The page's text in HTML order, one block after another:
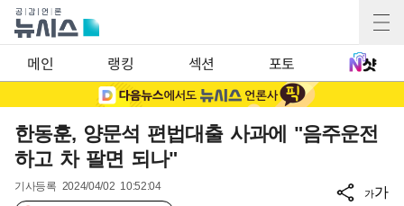
메인 랭킹 섹션 포토
한동훈, 양문석 편법대출 사과에 "음주운전
하고 차 팔면 되나"
기사등록 2024/04/02 10:52:04
가가